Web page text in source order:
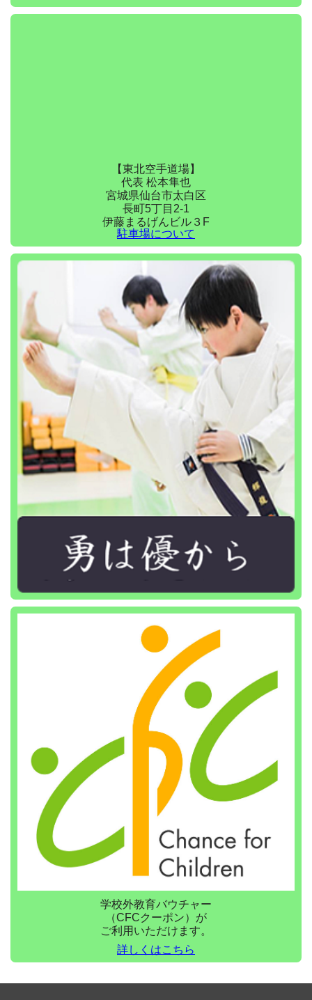
【東北空手道場】
代表 松本隼也
宮城県仙台市太白区
長町5丁目2-1
伊藤まるげんビル３F
駐車場について
学校外教育バウチャー
（CFCクーポン）が
ご利用いただけます。
詳しくはこちら